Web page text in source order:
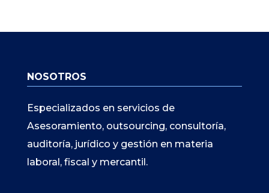
NOSOTROS
Especializados en servicios de
Asesoramiento, outsourcing, consultoría,
auditoría, jurídico y gestión en materia
laboral, fiscal y mercantil.